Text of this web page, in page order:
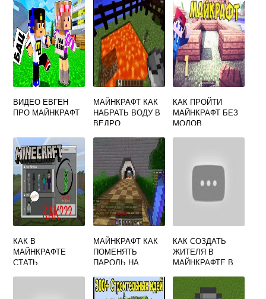
ВИДЕО ЕВГЕН
ПРО МАЙНКРАФТ
МАЙНКРАФТ КАК
НАБРАТЬ ВОДУ В
ВЕДРО
КАК ПРОЙТИ
МАЙНКРАФТ БЕЗ
МОДОВ
КАК В
МАЙНКРАФТЕ
СТАТЬ
МАЙНКРАФТ КАК
ПОМЕНЯТЬ
ПАРОЛЬ НА
КАК СОЗДАТЬ
ЖИТЕЛЯ В
МАЙНКРАФТЕ В